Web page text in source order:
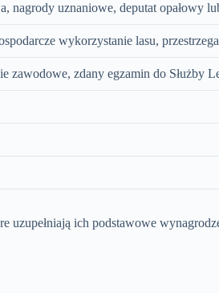
nagrody uznaniowe, deputat opałowy
wykorzystanie lasu,
zawodowe, zdany egzamin do Służby
ich podstawowe